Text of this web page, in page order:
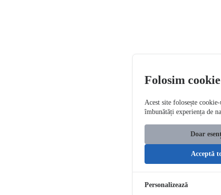
Folosim
Acest site folosește
îmbunătăți experiența de
Doar
Acceptă
Personalizează